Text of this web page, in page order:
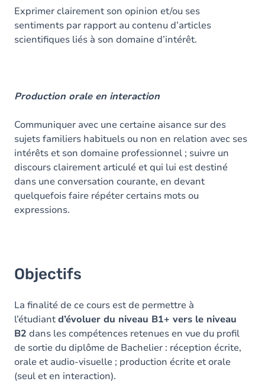
Exprimer clairement son opinion et/ou ses
sentiments par rapport au contenu d’articles
scientifiques liés à son domaine d’intérêt.
Production orale en interaction
Communiquer avec une certaine aisance sur des
sujets familiers habituels ou non en relation avec ses
intérêts et son domaine professionnel ; suivre un
discours clairement articulé et qui lui est destiné
dans une conversation courante, en devant
quelquefois faire répéter certains mots ou
expressions.
Objectifs
La finalité de ce cours est de permettre à
l’étudiantd’évoluer du niveau B1+ vers le niveau
B2 dans les compétences retenues en vue du profil
de sortie du diplôme de Bachelier : réception écrite,
orale et audio-visuelle ; production écrite et orale
(seul et en interaction).